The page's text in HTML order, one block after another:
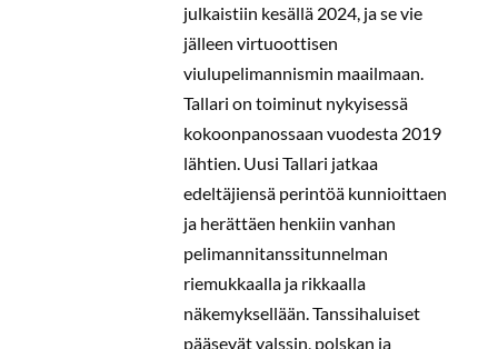
julkaistiin kesällä 2024, ja se vie
jälleen virtuoottisen
viulupelimannismin maailmaan.
Tallari on toiminut nykyisessä
kokoonpanossaan vuodesta 2019
lähtien. Uusi Tallari jatkaa
edeltäjiensä perintöä kunnioittaen
ja herättäen henkiin vanhan
pelimannitanssitunnelman
riemukkaalla ja rikkaalla
näkemyksellään. Tanssihaluiset
pääsevät valssin, polskan ja